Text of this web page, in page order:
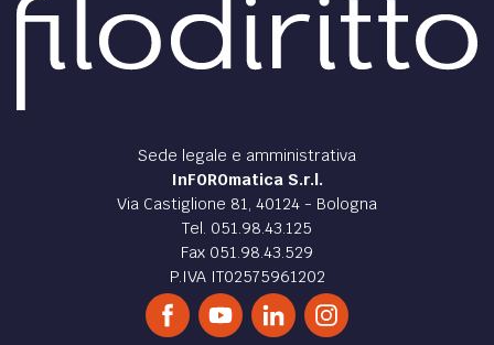
Sede legale e amministrativa
InFOROmatica S.r.l.
Via Castiglione 81, 40124 - Bologna
Tel. 051.98.43.125
Fax 051.98.43.529
P.IVA IT02575961202